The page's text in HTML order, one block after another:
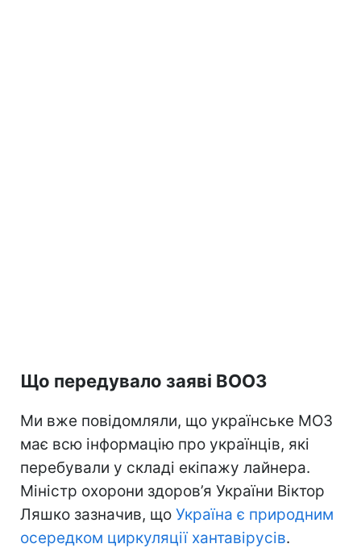
Що передувало заяві ВООЗ
Ми вже повідомляли, що українське МОЗ
має всю інформацію про українців, які
перебували у складі екіпажу лайнера.
Міністр охорони здоров’я України Віктор
Ляшко зазначив, що Україна є природним
осередком циркуляції хантавірусів.